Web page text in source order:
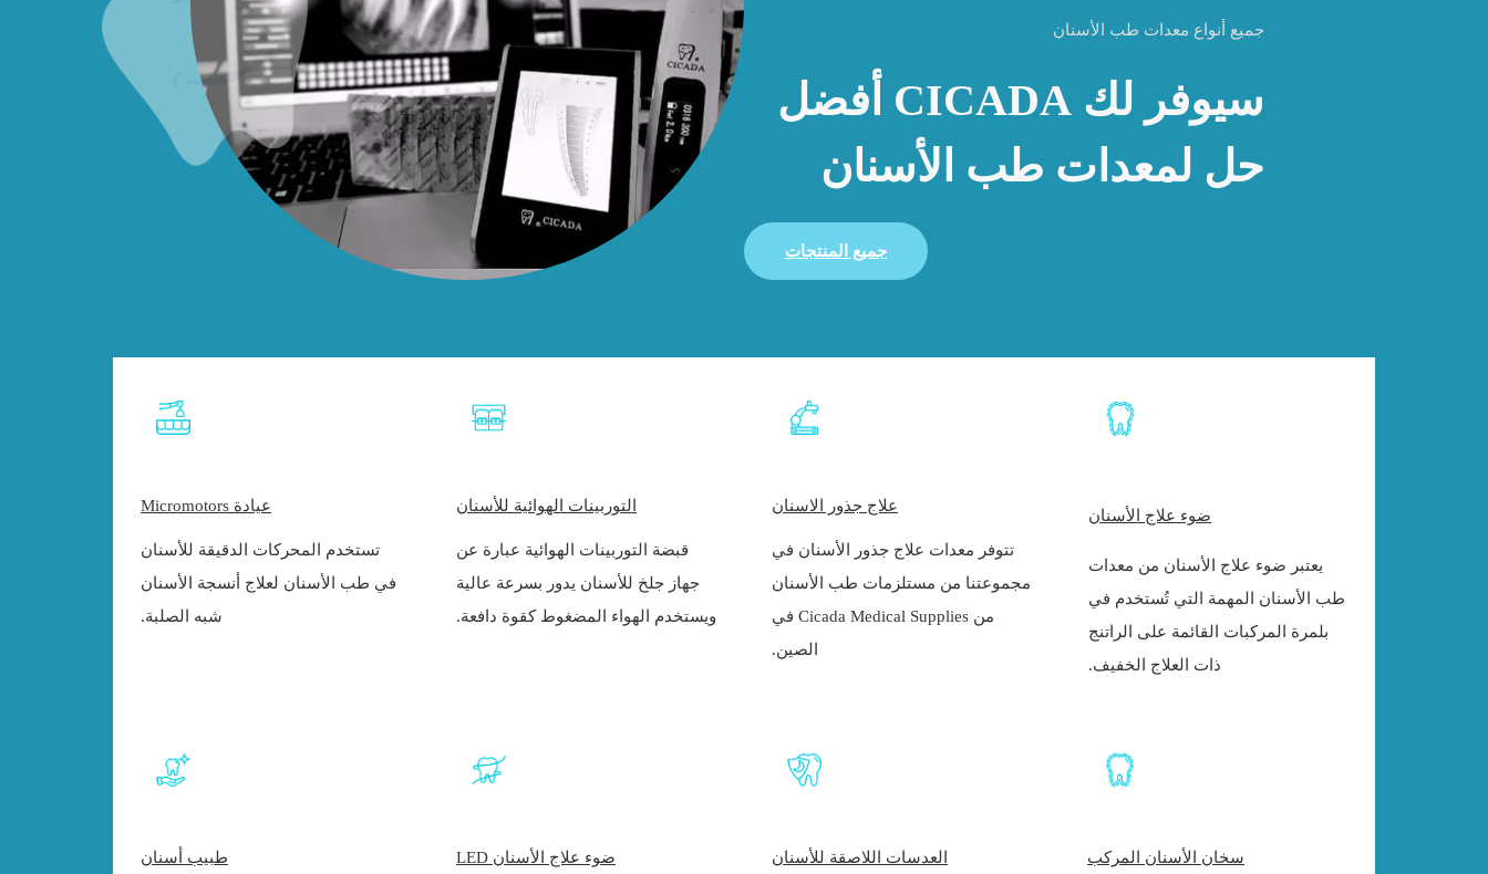
جميع أنواع معدات طب الأسنان
سيوفر لك CICADA أفضل
حل لمعدات طب الأسنان
جميع المنتجات
ضوء علاج الأسنان
يعتبر ضوء علاج الأسنان من معدات
طب الأسنان المهمة التي تُستخدم في
بلمرة المركبات القائمة على الراتنج
ذات العلاج الخفيف.
علاج جذور الاسنان
تتوفر معدات علاج جذور الأسنان في
مجموعتنا من مستلزمات طب الأسنان
من Cicada Medical Supplies في
الصين.
التوربينات الهوائية للأسنان
قبضة التوربينات الهوائية عبارة عن
جهاز جلخ للأسنان يدور بسرعة عالية
ويستخدم الهواء المضغوط كقوة دافعة.
عيادة Micromotors
تستخدم المحركات الدقيقة للأسنان
في طب الأسنان لعلاج أنسجة الأسنان
شبه الصلبة.
سخان الأسنان المركب العدسات اللاصقة للأسنان ضوء علاج الأسنان LED طبيب أسنان